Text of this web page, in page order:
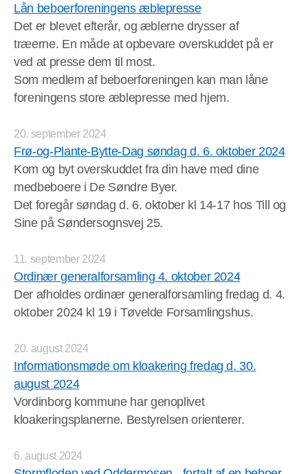
Lån beboerforeningens æblepresse
Det er blevet efterår, og æblerne drysser af
træerne. En måde at opbevare overskuddet på er
ved at presse dem til most.
Som medlem af beboerforeningen kan man låne
foreningens store æblepresse med hjem.
20. september 2024
Frø-og-Plante-Bytte-Dag søndag d. 6. oktober 2024
Kom og byt overskuddet fra din have med dine
medbeboere i De Søndre Byer.
Det foregår søndag d. 6. oktober kl 14-17 hos Till og
Sine på Søndersognsvej 25.
11. september 2024
Ordinær generalforsamling 4. oktober 2024
Der afholdes ordinær generalforsamling fredag d. 4.
oktober 2024 kl 19 i Tøvelde Forsamlingshus.
20. august 2024
Informationsmøde om kloakering fredag d. 30.
august 2024
Vordinborg kommune har genoplivet
kloakeringsplanerne. Bestyrelsen orienterer.
6. august 2024